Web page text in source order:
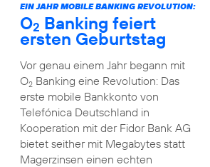
EIN JAHR MOBILE BANKING REVOLUTION:
O2 Banking feiert
ersten Geburtstag
Vor genau einem Jahr begann mit
O2Banking eine Revolution: Das
erste mobile Bankkonto von
Telefónica Deutschland in
Kooperation mit der Fidor Bank AG
bietet seither mit Megabytes statt
Magerzinsen einen echten